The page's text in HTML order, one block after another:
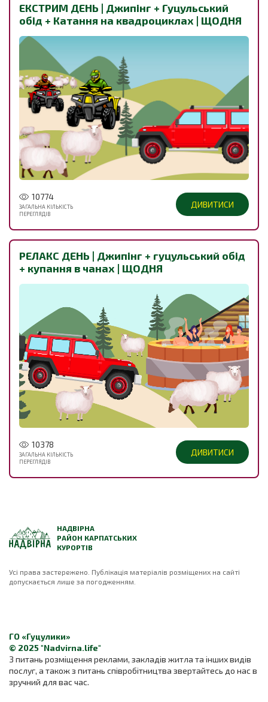
ЕКСТРИМ ДЕНЬ | Джипінг + Гуцульський
обід + Катання на квадроциклах | ЩОДНЯ
10774
ЗАГАЛЬНА КІЛЬКІСТЬ
ПЕРЕГЛЯДІВ
ДИВИТИСИ
РЕЛАКС ДЕНЬ | Джипінг + гуцульський обід
+ купання в чанах | ЩОДНЯ
10378
ЗАГАЛЬНА КІЛЬКІСТЬ
ПЕРЕГЛЯДІВ
ДИВИТИСИ
НАДВІРНА
РАЙОН КАРПАТСЬКИХ
КУРОРТІВ
Усі права застережено. Публікація матеріалів розміщених на сайті
допускається лише за погодженням.
ГО «Гуцулики»
© 2025 "Nadvirna.life"
З питань розміщення реклами, закладів житла та інших видів
послуг, а також з питань співробітництва звертайтесь до нас в
зручний для вас час.